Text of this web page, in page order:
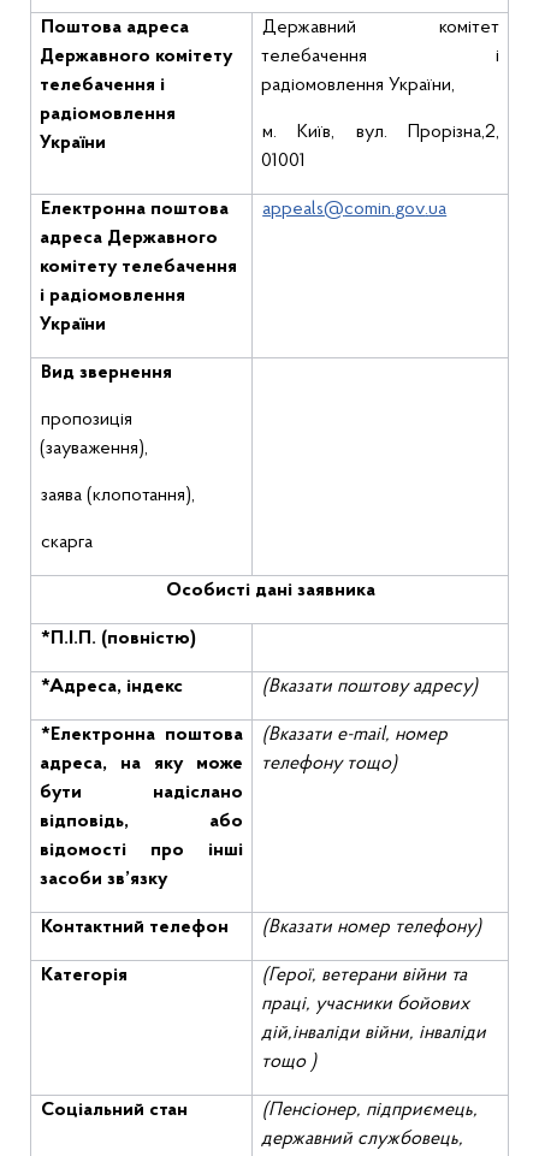
Поштова адреса
Державного комітету
телебачення і
радіомовлення
України
Державний комітет
телебачення і
радіомовлення України,
м. Київ, вул. Прорізна,2,
01001
Електронна поштова
адреса Державного
комітету телебачення
і радіомовлення
України
appeals@comin.gov.ua
Вид звернення
пропозиція
(зауваження),
заява (клопотання),
скарга
Особисті дані заявника
*П.І.П. (повністю)
*Адреса, індекс (Вказати поштову адресу)
*Електронна поштова
адреса, на яку може
бути надіслано
відповідь, або
відомості про інші
засоби зв’язку
(Вказати e-mail, номер
телефону тощо)
Контактний телефон (Вказати номер телефону)
Категорія
(Герої, ветерани війни та
праці, учасники бойових
дій,інваліди війни, інваліди
тощо)
Соціальний стан
(Пенсіонер, підприємець,
державний службовець,